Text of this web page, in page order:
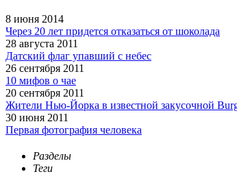
8 июня 2014
Через 20 лет придется отказаться от шоколада
28 августа 2011
Датский флаг упавший с небес
26 сентября 2011
10 мифов о чае
20 сентября 2011
Жители Нью-Йорка в известной закусочной
30 июня 2011
Первая фотография человека
Разделы
Теги